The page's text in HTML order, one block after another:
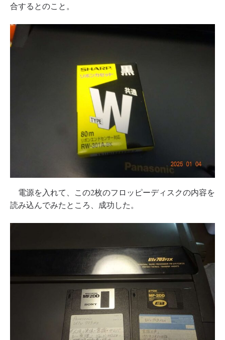
合するとのこと。
電源を入れて、この2枚のフロッピーディスクの内容を
読み込んでみたところ、成功した。